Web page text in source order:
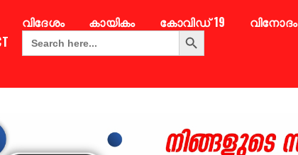
വിദേശം കായികം കോവിഡ് 19 വിനോദം
Search
for:
Search Button